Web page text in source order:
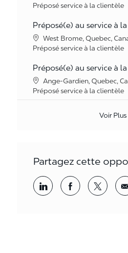
Catégorie
Préposé service à la clientèle
Préposé(e) au service à
LieuWest Brome, Quebec,
Catégorie
Préposé service à la clientèle
Préposé(e) au service à
LieuAnge-Gardien, Quebec,
Catégorie
Préposé service à la clientèle
Voir Plus
Partagez cette
Partager par LinkedIn
Partager par